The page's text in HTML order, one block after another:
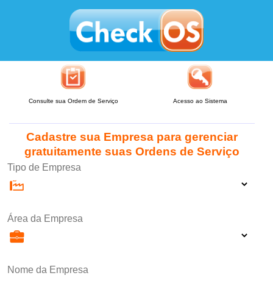
Consulte sua Ordem de Serviço Acesso ao Sistema
Cadastre sua Empresa para gerenciar
gratuitamente suas Ordens de Serviço
Tipo de Empresa
Área da Empresa
Nome da Empresa